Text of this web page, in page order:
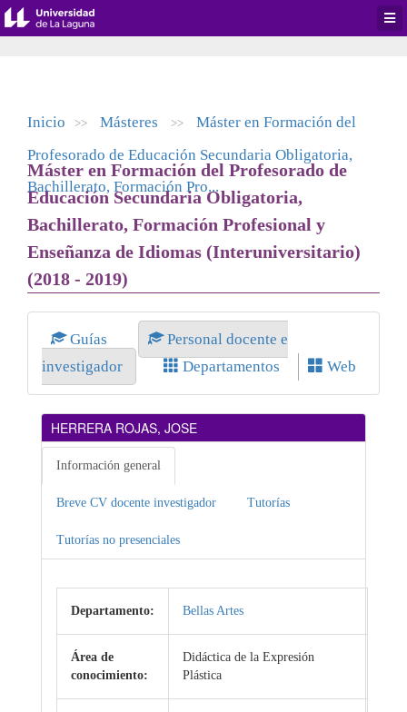
Inicio >> Másteres >>
Máster en Formación del
Profesorado de Educación Secundaria Obligatoria,
Bachillerato, Formación Pro...
Máster en Formación del Profesorado de
Educación Secundaria Obligatoria,
Bachillerato, Formación Profesional y
Enseñanza de Idiomas (Interuniversitario)
(2018 - 2019)
Guías
Personal docente e
investigador
Departamentos Web
HERRERA ROJAS, JOSE
Información general
Breve CV docente investigador Tutorías
Tutorías no presenciales
Departamento: Bellas Artes
Área de
conocimiento:
Didáctica de la Expresión
Plástica